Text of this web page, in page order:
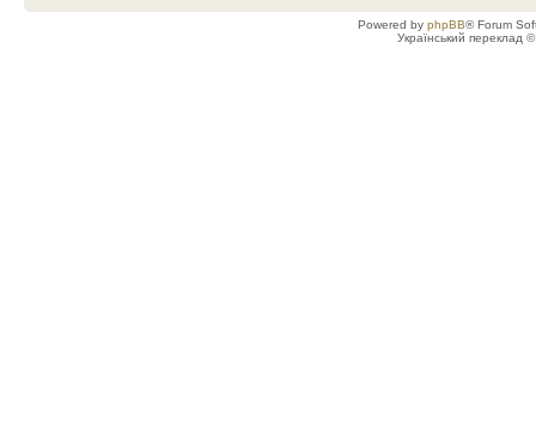
Powered by phpBB® Forum
Український переклад